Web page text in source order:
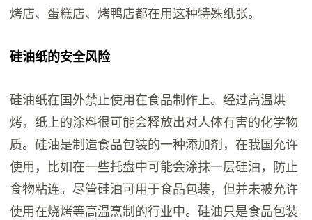
烤店、蛋糕店、烤鸭店都在用这种特殊纸张。
硅油纸的安全风险
硅油纸在国外禁止使用在食品制作上。经过高温烘
烤，纸上的涂料很可能会释放出对人体有害的化学物
质。硅油是制造食品包装的一种添加剂，在我国允许
使用，比如在一些托盘中可能会涂抹一层硅油，防止
食物粘连。尽管硅油可用于食品包装，但并未被允许
使用在烧烤等高温烹制的行业中。硅油只是食品包装